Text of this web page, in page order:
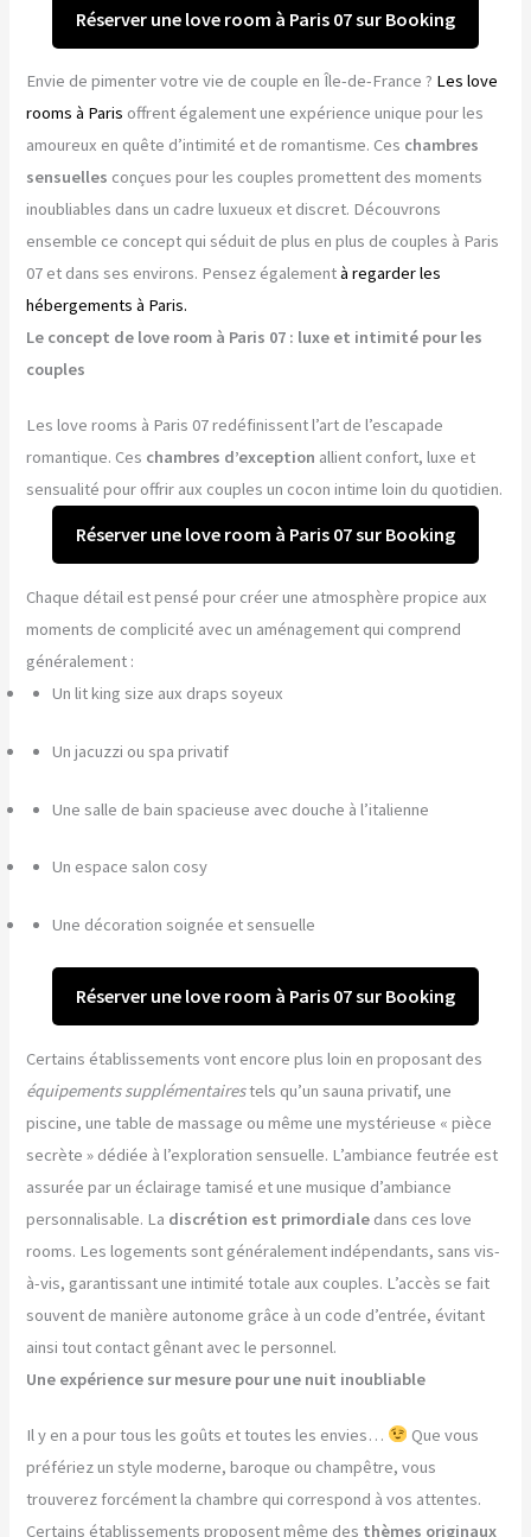
Réserver une love room à Paris 07 sur Booking
Envie de pimenter votre vie de couple en Île-de-France ? Les love
rooms à Paris offrent également une expérience unique pour les
amoureux en quête d’intimité et de romantisme. Ces chambres
sensuelles conçues pour les couples promettent des moments
inoubliables dans un cadre luxueux et discret. Découvrons
ensemble ce concept qui séduit de plus en plus de couples à Paris
07 et dans ses environs. Pensez égalementà regarder les
hébergements à Paris.
Le concept de love room à Paris 07 : luxe et intimité pour les
couples
Les love rooms à Paris 07 redéfinissent l’art de l’escapade
romantique. Ces chambres d’exception allient confort, luxe et
sensualité pour offrir aux couples un cocon intime loin du quotidien.
Réserver une love room à Paris 07 sur Booking
Chaque détail est pensé pour créer une atmosphère propice aux
moments de complicité avec un aménagement qui comprend
généralement :
Un lit king size aux draps soyeux
Un jacuzzi ou spa privatif
Une salle de bain spacieuse avec douche à l’italienne
Un espace salon cosy
Une décoration soignée et sensuelle
Réserver une love room à Paris 07 sur Booking
Certains établissements vont encore plus loin en proposant des
équipements supplémentairestels qu’un sauna privatif, une
piscine, une table de massage ou même une mystérieuse « pièce
secrète » dédiée à l’exploration sensuelle. L’ambiance feutrée est
assurée par un éclairage tamisé et une musique d’ambiance
personnalisable. La discrétion est primordiale dans ces love
rooms. Les logements sont généralement indépendants, sans vis-
à-vis, garantissant une intimité totale aux couples. L’accès se fait
souvent de manière autonome grâce à un code d’entrée, évitant
ainsi tout contact gênant avec le personnel.
Une expérience sur mesure pour une nuit inoubliable
Il y en a pour tous les goûts et toutes les envies…
Que vous
préfériez un style moderne, baroque ou champêtre, vous
trouverez forcément la chambre qui correspond à vos attentes.
Certains établissements proposent même des thèmes originaux